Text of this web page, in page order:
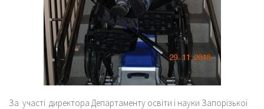
За участі директора Департаменту освіти і науки Запорізької